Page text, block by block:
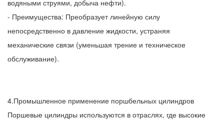
водяными струями, добыча нефти).
- Преимущества: Преобразует линейную силу
непосредственно в давление жидкости, устраняя
механические связи (уменьшая трение и техническое
обслуживание).
4.Промышленное применение поршбельных цилиндров
Поршевые цилиндры используются в отраслях, где высокие